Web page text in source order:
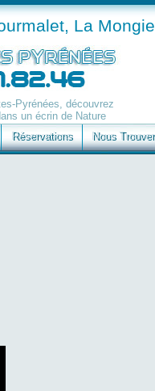
La Mongie
Pyrénées, découvrez
un écrin de Nature
Réservations Nous Trouver